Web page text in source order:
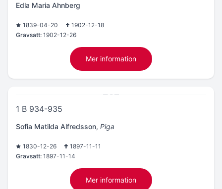
Edla Maria Ahnberg
1839-04-20
1902-12-18
Gravsatt: 1902-12-26
Mer information
1 B 934-935
Sofia Matilda Alfredsson, Piga
1830-12-26
1897-11-11
Gravsatt: 1897-11-14
Mer information